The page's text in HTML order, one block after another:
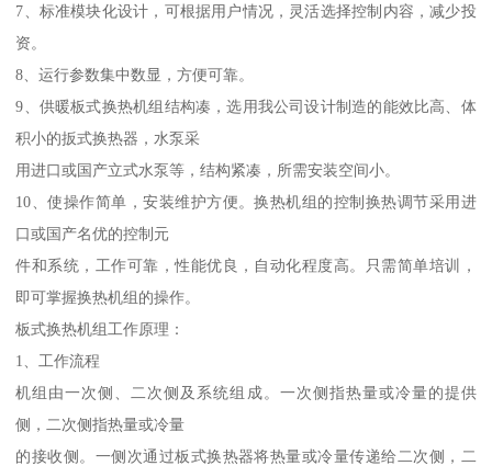
7、标准模块化设计，可根据用户情况，灵活选择控制内容，减少投
资。
8、运行参数集中数显，方便可靠。
9、供暖板式换热机组结构凑，选用我公司设计制造的能效比高、体
积小的扳式换热器，水泵采
用进口或国产立式水泵等，结构紧凑，所需安装空间小。
10、使操作简单，安装维护方便。换热机组的控制换热调节采用进
口或国产名优的控制元
件和系统，工作可靠，性能优良，自动化程度高。只需简单培训，
即可掌握换热机组的操作。
板式换热机组工作原理：
1、工作流程
机组由一次侧、二次侧及系统组成。一次侧指热量或冷量的提供
侧，二次侧指热量或冷量
的接收侧。一侧次通过板式换热器将热量或冷量传递给二次侧，二